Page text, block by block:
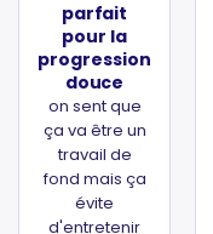
parfait
pour la
progression
douce
on sent que
ça va être un
travail de
fond mais ça
évite
d'entretenir